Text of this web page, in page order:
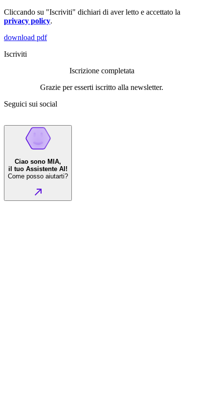
Cliccando su "Iscriviti" dichiari di aver letto e accettato la
privacy policy.
download pdf
Iscriviti
Iscrizione completata
Grazie per esserti iscritto alla newsletter.
Seguici sui social
Ciao sono MIA,
il tuo Assistente AI!
Come posso aiutarti?